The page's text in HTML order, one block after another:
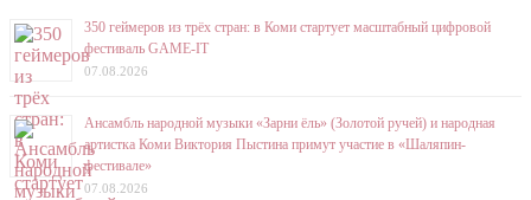
350 геймеров из трёх стран: в Коми стартует масштабный цифровой
фестиваль GAME-IT
07.08.2026
Ансамбль народной музыки «Зарни ёль» (Золотой ручей) и народная
артистка Коми Виктория Пыстина примут участие в «Шаляпин-
фестивале»
07.08.2026